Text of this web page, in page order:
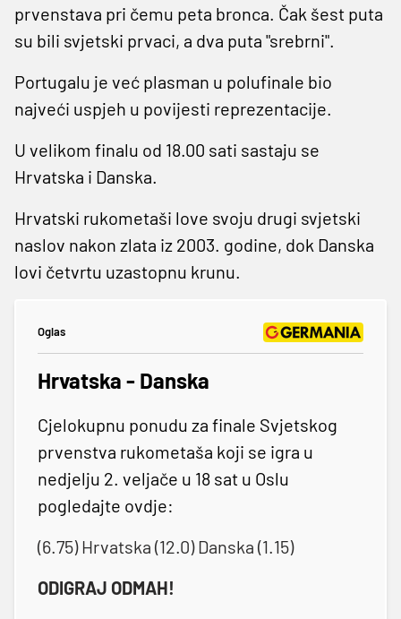
prvenstava pri čemu peta bronca. Čak šest puta
su bili svjetski prvaci, a dva puta "srebrni".
Portugalu je već plasman u polufinale bio
najveći uspjeh u povijesti reprezentacije.
U velikom finalu od 18.00 sati sastaju se
Hrvatska i Danska.
Hrvatski rukometaši love svoju drugi svjetski
naslov nakon zlata iz 2003. godine, dok Danska
lovi četvrtu uzastopnu krunu.
Oglas
Hrvatska - Danska
Cjelokupnu ponudu za finale Svjetskog
prvenstva rukometaša koji se igra u
nedjelju 2. veljače u 18 sat u Oslu
pogledajte ovdje:
(6.75) Hrvatska (12.0) Danska (1.15)
ODIGRAJ ODMAH!